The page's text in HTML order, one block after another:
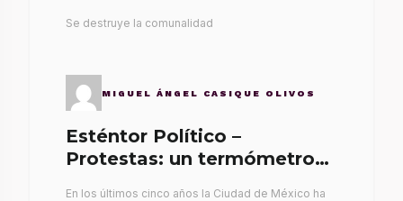
Se destruye la comunalidad
MIGUEL ÁNGEL CASIQUE OLIVOS
Esténtor Político –
Protestas: un termómetro
En los últimos cinco años la Ciudad de México ha